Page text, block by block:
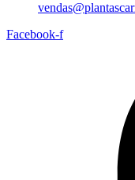
Facebook-f